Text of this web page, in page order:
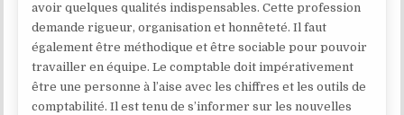
avoir quelques qualités indispensables. Cette profession
demande rigueur, organisation et honnêteté. Il faut
également être méthodique et être sociable pour pouvoir
travailler en équipe. Le comptable doit impérativement
être une personne à l’aise avec les chiffres et les outils de
comptabilité. Il est tenu de s’informer sur les nouvelles